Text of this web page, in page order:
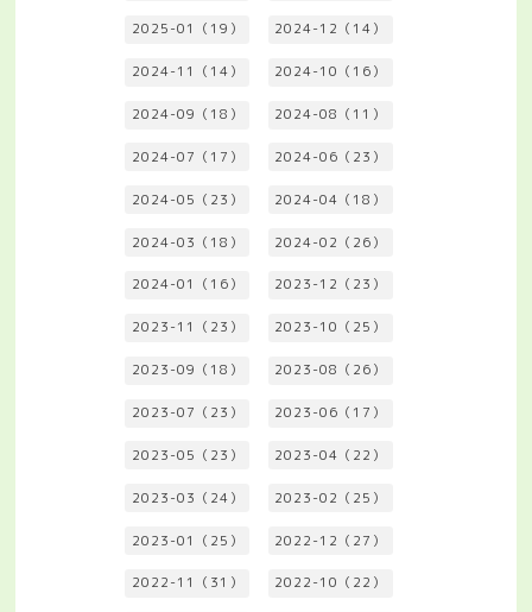
2025-01（19） 2024-12（14）
2024-11（14） 2024-10（16）
2024-09（18） 2024-08（11）
2024-07（17） 2024-06（23）
2024-05（23） 2024-04（18）
2024-03（18） 2024-02（26）
2024-01（16） 2023-12（23）
2023-11（23） 2023-10（25）
2023-09（18） 2023-08（26）
2023-07（23） 2023-06（17）
2023-05（23） 2023-04（22）
2023-03（24） 2023-02（25）
2023-01（25） 2022-12（27）
2022-11（31） 2022-10（22）